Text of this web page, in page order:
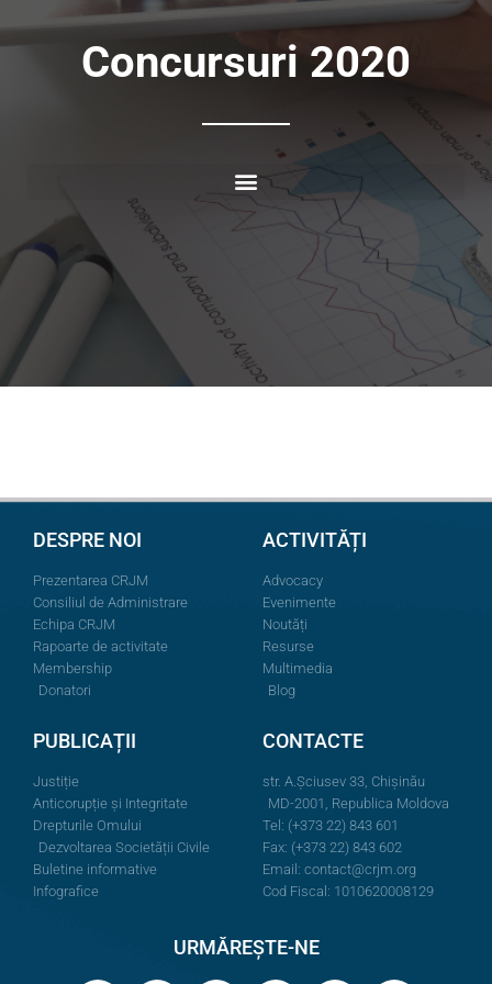
Concursuri 2020
DESPRE NOI
Prezentarea CRJM
Consiliul de Administrare
Echipa CRJM
Rapoarte de activitate
Membership
Donatori
ACTIVITĂȚI
Advocacy
Evenimente
Noutăți
Resurse
Multimedia
Blog
PUBLICAȚII
Justiție
Anticorupție și Integritate
Drepturile Omului
Dezvoltarea Societății Civile
Buletine informative
Infografice
CONTACTE
str. A.Şciusev 33, Chișinău
MD-2001, Republica Moldova
Tel: (+373 22) 843 601
Fax: (+373 22) 843 602
Email: contact@crjm.org
Cod Fiscal: 1010620008129
URMĂREȘTE-NE